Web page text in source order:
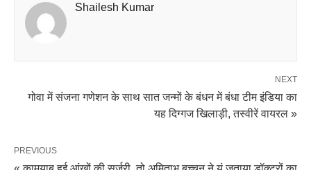
Shailesh Kumar
NEXT
गोवा में संजना गणेशन के साथ सात जन्मों के बंधन में बंधा टीम इंडिया का
यह दिग्गज खिलाड़ी, तस्वीरें वायरल »
PREVIOUS